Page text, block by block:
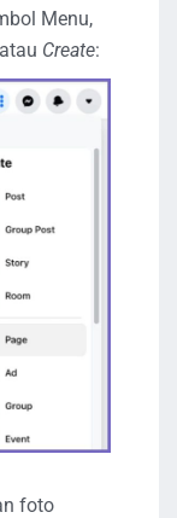
Menu,
Create:
foto